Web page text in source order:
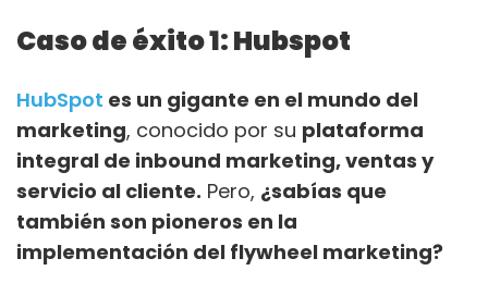
Caso de éxito 1: Hubspot
HubSpot es un gigante en el mundo del
marketing, conocido por su plataforma
integral de inbound marketing, ventas y
servicio al cliente. Pero, ¿sabías que
también son pioneros en la
implementación del flywheel marketing?